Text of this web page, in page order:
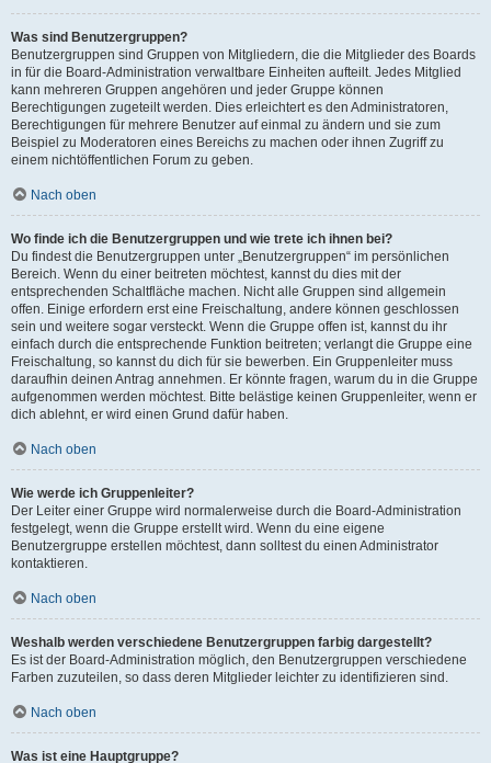
Was sind Benutzergruppen?
Benutzergruppen sind Gruppen von Mitgliedern, die die Mitglieder des Boards
in für die Board-Administration verwaltbare Einheiten aufteilt. Jedes Mitglied
kann mehreren Gruppen angehören und jeder Gruppe können
Berechtigungen zugeteilt werden. Dies erleichtert es den Administratoren,
Berechtigungen für mehrere Benutzer auf einmal zu ändern und sie zum
Beispiel zu Moderatoren eines Bereichs zu machen oder ihnen Zugriff zu
einem nichtöffentlichen Forum zu geben.
Nach oben
Wo finde ich die Benutzergruppen und wie trete ich ihnen bei?
Du findest die Benutzergruppen unter „Benutzergruppen“ im persönlichen
Bereich. Wenn du einer beitreten möchtest, kannst du dies mit der
entsprechenden Schaltfläche machen. Nicht alle Gruppen sind allgemein
offen. Einige erfordern erst eine Freischaltung, andere können geschlossen
sein und weitere sogar versteckt. Wenn die Gruppe offen ist, kannst du ihr
einfach durch die entsprechende Funktion beitreten; verlangt die Gruppe eine
Freischaltung, so kannst du dich für sie bewerben. Ein Gruppenleiter muss
daraufhin deinen Antrag annehmen. Er könnte fragen, warum du in die Gruppe
aufgenommen werden möchtest. Bitte belästige keinen Gruppenleiter, wenn er
dich ablehnt, er wird einen Grund dafür haben.
Nach oben
Wie werde ich Gruppenleiter?
Der Leiter einer Gruppe wird normalerweise durch die Board-Administration
festgelegt, wenn die Gruppe erstellt wird. Wenn du eine eigene
Benutzergruppe erstellen möchtest, dann solltest du einen Administrator
kontaktieren.
Nach oben
Weshalb werden verschiedene Benutzergruppen farbig dargestellt?
Es ist der Board-Administration möglich, den Benutzergruppen verschiedene
Farben zuzuteilen, so dass deren Mitglieder leichter zu identifizieren sind.
Nach oben
Was ist eine Hauptgruppe?